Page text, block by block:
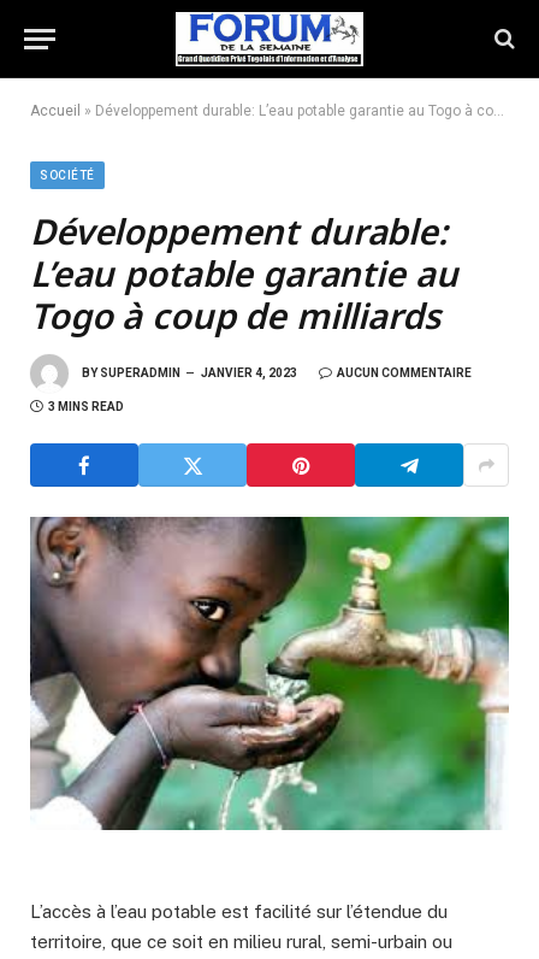
Accueil » Développement durable: L’eau potable garantie au Togo à coup de milliards
SOCIÉTÉ
Développement durable:
L’eau potable garantie au
Togo à coup de milliards
BY SUPERADMIN JANVIER 4, 2023 AUCUN COMMENTAIRE
3 MINS READ
L’accès à l’eau potable est facilité sur l’étendue du
territoire, que ce soit en milieu rural, semi-urbain ou